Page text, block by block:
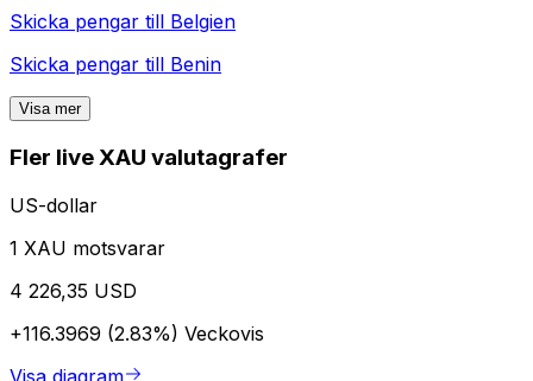
Skicka pengar till Belgien
Skicka pengar till Benin
Visa mer
Fler live XAU valutagrafer
US-dollar
1 XAU motsvarar
4 226,35 USD
+116.3969 (2.83%) Veckovis
Visa diagram